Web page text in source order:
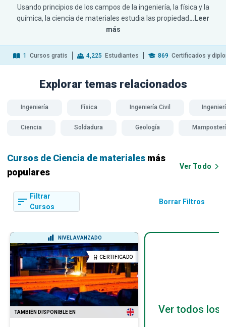
Usando principios de los campos de la ingeniería, la física y la
química, la ciencia de materiales estudia las propiedad…Leer
más
1 Cursos gratis 4,225 Estudiantes 869 Certificados y
Explorar temas relacionados
Ingeniería Física Ingeniería Civil
Ciencia Soldadura Geología
Cursos de Ciencia de materiales más
populares
Ver Todo
Filtrar
Cursos
Borrar Filtros
NIVEL AVANZADO
CERTIFICADO
TAMBIÉN DISPONIBLE EN Ver todos los